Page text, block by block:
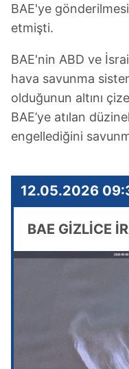
BAE'ye
etmişti.
BAE'nin ABD ve
hava savunma
olduğunun altını
BAE’ye atılan
engellediğini
12.05.2026
BAE GİZLİCE